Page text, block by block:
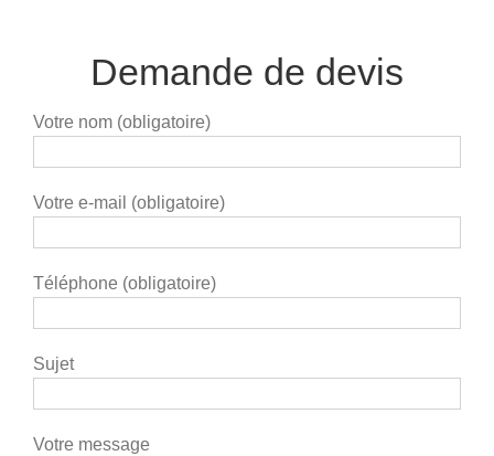
Demande de devis
Votre nom (obligatoire)
Votre e-mail (obligatoire)
Téléphone (obligatoire)
Sujet
Votre message